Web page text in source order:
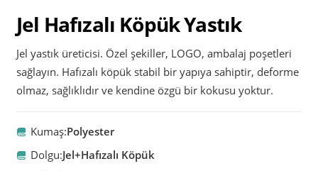
Jel Hafızalı Köpük Yastık
Jel yastık üreticisi. Özel şekiller, LOGO, ambalaj poşetleri
sağlayın. Hafızalı köpük stabil bir yapıya sahiptir, deforme
olmaz, sağlıklıdır ve kendine özgü bir kokusu yoktur.
Kumaş:Polyester
Dolgu:Jel+Hafızalı Köpük